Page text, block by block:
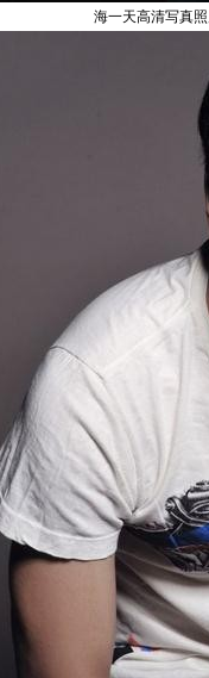
海一天高清写真